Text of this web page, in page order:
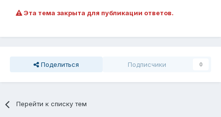
Эта тема закрыта для публикации ответов.
Поделиться Подписчики 0
Перейти к списку тем